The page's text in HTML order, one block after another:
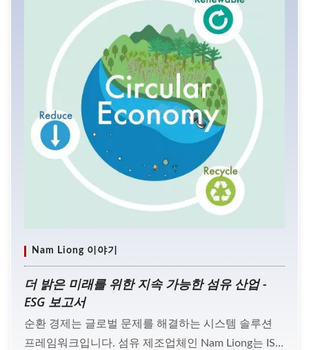
Nam Liong 이야기
더 밝은 미래를 위한 지속 가능한 섬유 산업 -
ESG 보고서
순환 경제는 글로벌 문제를 해결하는 시스템 솔루션
프레임워크입니다. 섬유 제조업체인 Nam Liong는 ISO